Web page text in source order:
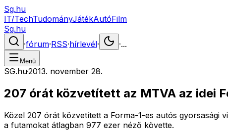
Sg.hu
IT/TechTudományJátékAutóFilm
Sg.hu
·fórum·RSS·hírlevél· ·...
Menü
SG.hu·2013. november 28.
207 órát közvetített az MTVA az idei
Közel 207 órát közvetített a Forma-1-es autós gyorsasági
a futamokat átlagban 977 ezer néző követte.